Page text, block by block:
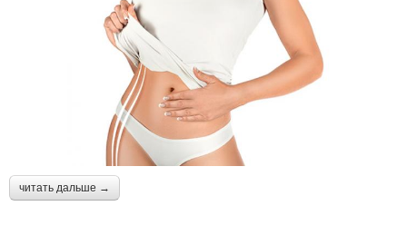
читать дальше →